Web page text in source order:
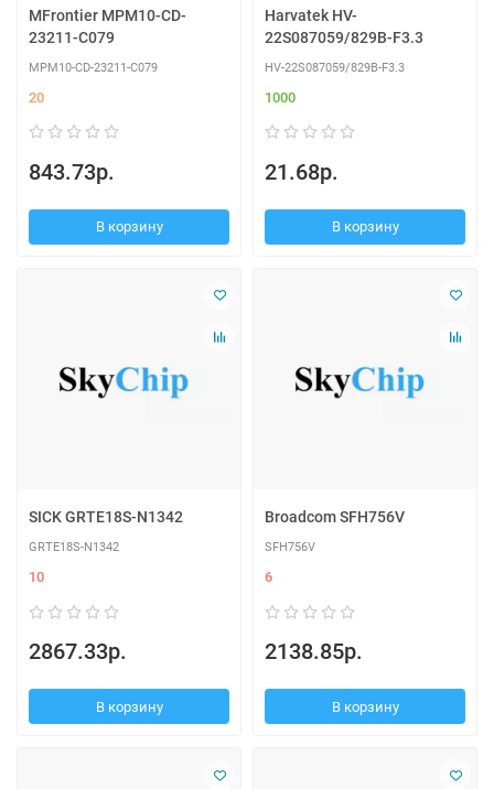
MFrontier MPM10-CD-
23211-C079
MPM10-CD-23211-C079
20
843.73р.
В корзину
Harvatek HV-
22S087059/829B-F3.3
HV-22S087059/829B-F3.3
1000
21.68р.
В корзину
SICK GRTE18S-N1342
GRTE18S-N1342
10
2867.33р.
В корзину
Broadcom SFH756V
SFH756V
6
2138.85р.
В корзину